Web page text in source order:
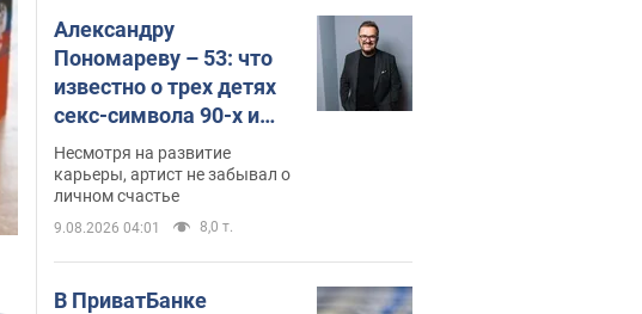
Александру
Пономареву – 53: что
известно о трех детях
секс-символа 90-х и
как они выглядят
Несмотря на развитие
карьеры, артист не забывал о
личном счастье
9.08.2026 04:01 8,0 т.
В ПриватБанке